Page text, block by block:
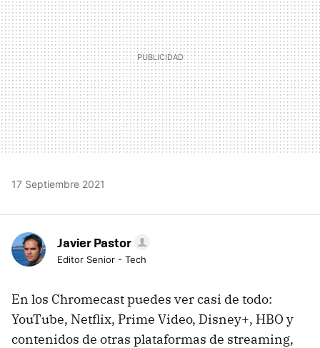
17 Septiembre 2021
Javier Pastor
Editor Senior - Tech
En los Chromecast puedes ver casi de todo:
YouTube, Netflix, Prime Video, Disney+, HBO y
contenidos de otras plataformas de streaming,